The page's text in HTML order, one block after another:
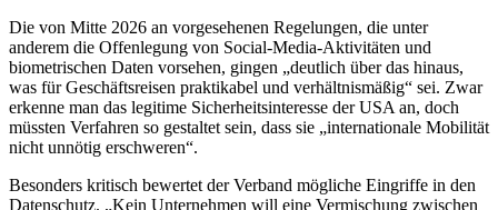
Die von Mitte 2026 an vorgesehenen Regelungen, die unter
anderem die Offenlegung von Social-Media-Aktivitäten und
biometrischen Daten vorsehen, gingen „deutlich über das hinaus,
was für Geschäftsreisen praktikabel und verhältnismäßig“ sei. Zwar
erkenne man das legitime Sicherheitsinteresse der USA an, doch
müssten Verfahren so gestaltet sein, dass sie „internationale Mobilität
nicht unnötig erschweren“.
Besonders kritisch bewertet der Verband mögliche Eingriffe in den
Datenschutz. „Kein Unternehmen will eine Vermischung zwischen